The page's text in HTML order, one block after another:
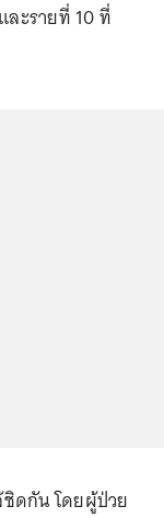
ละรายที่ 10 ที่
ดกัน โดยผู้ป่วย